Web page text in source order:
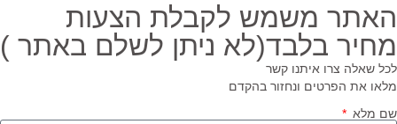
משמש לקבלת הצעות
בלבד(לא ניתן לשלם באתר )
שאלה צרו איתנו קשר
את הפרטים ונחזור בהקדם
מלא